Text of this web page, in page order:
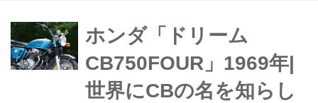
ホンダ「ドリーム
CB750FOUR」1969年|
世界にCBの名を知らし